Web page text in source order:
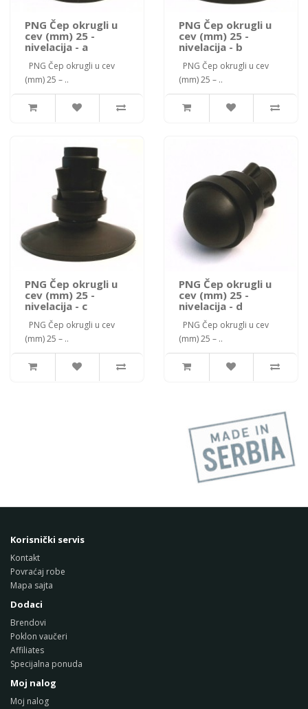
PNG Čep okrugli u
cev (mm) 25 -
nivelacija - a
PNG Čep okrugli u cev
(mm) 25 – ..
PNG Čep okrugli u
cev (mm) 25 -
nivelacija - b
PNG Čep okrugli u cev
(mm) 25 – ..
PNG Čep okrugli u
cev (mm) 25 -
nivelacija - c
PNG Čep okrugli u cev
(mm) 25 – ..
PNG Čep okrugli u
cev (mm) 25 -
nivelacija - d
PNG Čep okrugli u cev
(mm) 25 – ..
Korisnički servis
Kontakt
Povraćaj robe
Mapa sajta
Dodaci
Brendovi
Poklon vaučeri
Affiliates
Specijalna ponuda
Moj nalog
Moj nalog